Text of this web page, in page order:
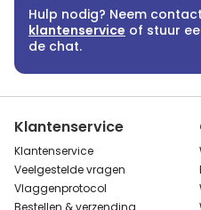
Hulp nodig? Neem
klantenservice of stuur
de chat.
Klantenservice
Klantenservice
Veelgestelde vragen
Vlaggenprotocol
Bestellen & verzending